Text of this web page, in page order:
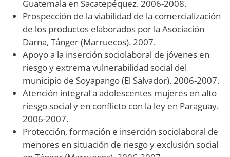
Guatemala en Sacatepéquez. 2006-2008.
Prospección de la viabilidad de la comercialización
de los productos elaborados por la Asociación
Darna, Tánger (Marruecos). 2007.
Apoyo a la inserción sociolaboral de jóvenes en
riesgo y extrema vulnerabilidad social del
municipio de Soyapango (El Salvador). 2006-2007.
Atención integral a adolescentes mujeres en alto
riesgo social y en conflicto con la ley en Paraguay.
2006-2007.
Protección, formación e inserción sociolaboral de
menores en situación de riesgo y exclusión social